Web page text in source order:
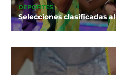
DEPORTES
Selecciones clasificadas